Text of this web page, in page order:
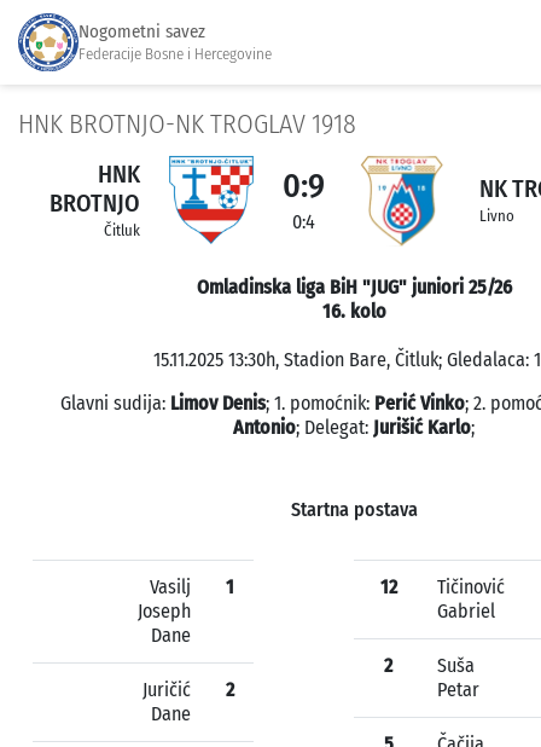
Nogometni savez
Federacije Bosne i Hercegovine
HNK BROTNJO-NK TROGLAV 1918
HNK
BROTNJO
Čitluk
0:9
0:4
NK
Livno
Omladinska liga BiH "JUG" juniori 25/26
16. kolo
15.11.2025 13:30h, Stadion Bare, Čitluk; Gledalaca:
Glavni sudija: Limov Denis; 1. pomoćnik: Perić Vinko; 2.
Antonio; Delegat: Jurišić Karlo;
Startna postava
Vasilj
Joseph
Dane
1
Juričić
Dane
2
12
Tičinović
Gabriel
2
Suša
Petar